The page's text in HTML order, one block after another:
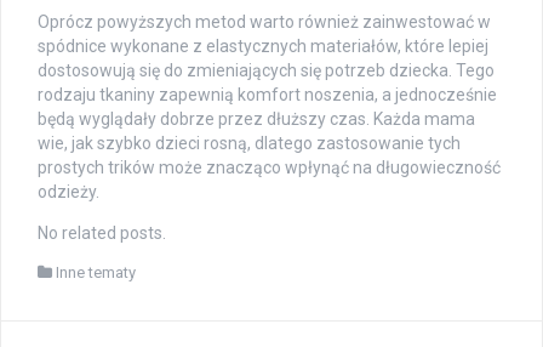
Oprócz powyższych metod warto również zainwestować w
spódnice wykonane z elastycznych materiałów, które lepiej
dostosowują się do zmieniających się potrzeb dziecka. Tego
rodzaju tkaniny zapewnią komfort noszenia, a jednocześnie
będą wyglądały dobrze przez dłuższy czas. Każda mama
wie, jak szybko dzieci rosną, dlatego zastosowanie tych
prostych trików może znacząco wpłynąć na długowieczność
odzieży.
No related posts.
Inne tematy